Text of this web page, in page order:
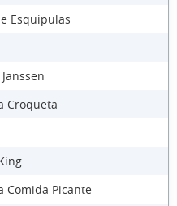
Esquipulas
Croqueta
Comida Picante